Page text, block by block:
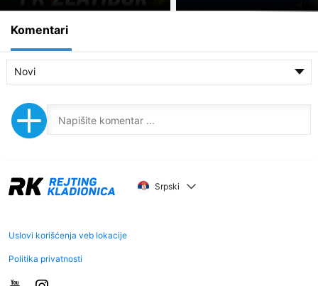
Komentari
Novi
Srpski
Uslovi korišćenja veb lokacije
Politika privatnosti